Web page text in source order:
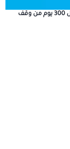
اليونسيف: مقتل 300 طفل في غزة خلال 300 يوم من وقف